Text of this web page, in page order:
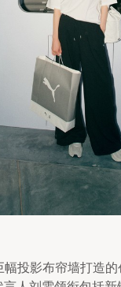
幅投影布帘墙打造